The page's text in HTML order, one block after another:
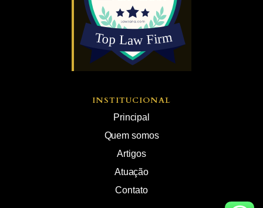
INSTITUCIONAL
Principal
Quem somos
Artigos
Atuação
Contato